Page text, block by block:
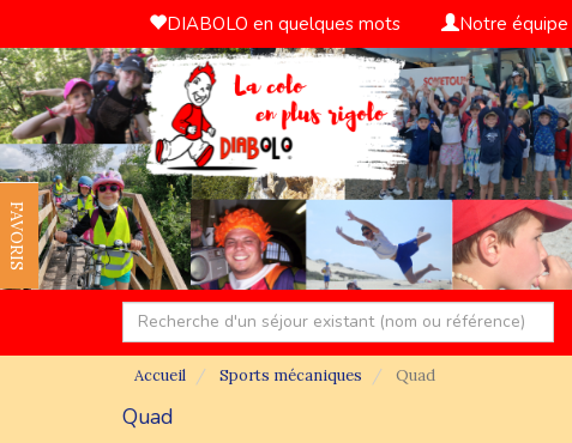
DIABOLO en quelques mots Notre équipe
FAVORIS
Accueil Sports mécaniques Quad
Quad